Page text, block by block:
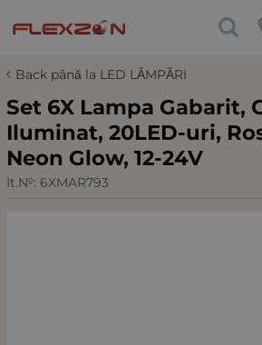
Back până la LED LĂMPĂRI
Set 6X Lampa Gabarit,
Iluminat, 20LED-uri,
Neon Glow, 12-24V
It.№: 6XMAR793